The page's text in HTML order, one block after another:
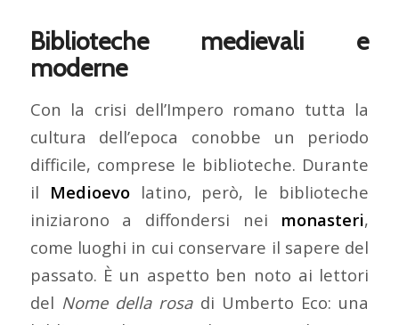
Biblioteche medievali e
moderne
Con la crisi dell’Impero romano tutta la
cultura dell’epoca conobbe un periodo
difficile, comprese le biblioteche. Durante
il Medioevolatino, però, le biblioteche
iniziarono a diffondersi nei monasteri,
come luoghi in cui conservare il sapere del
passato. È un aspetto ben noto ai lettori
del Nome della rosadi Umberto Eco: una